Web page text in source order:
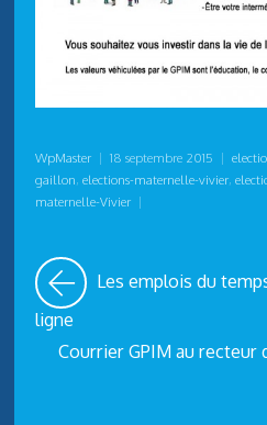
WpMaster | 18 septembre 2015 |
gaillon,elections-maternelle-vivier,
maternelle-Vivier |
Les emplois du
ligne
Courrier GPIM au recteur